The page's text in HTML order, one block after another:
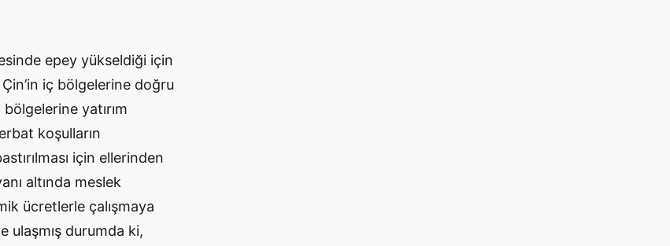
epey yükseldiği için
iç bölgelerine doğru
yatırım
koşulların
için ellerinden
altında meslek
ücretlerle çalışmaya
ulaşmış durumda ki,